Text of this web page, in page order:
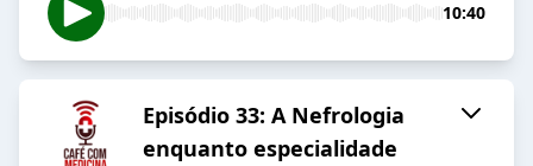
10:40
Episódio 33: A Nefrologia
enquanto especialidade